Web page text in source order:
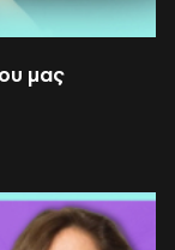
μας